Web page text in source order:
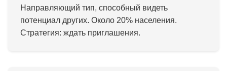
Направляющий тип, способный видеть
потенциал других. Около 20% населения.
Стратегия: ждать приглашения.